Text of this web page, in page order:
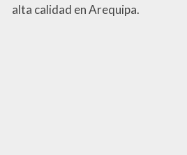
alta calidad en Arequipa.